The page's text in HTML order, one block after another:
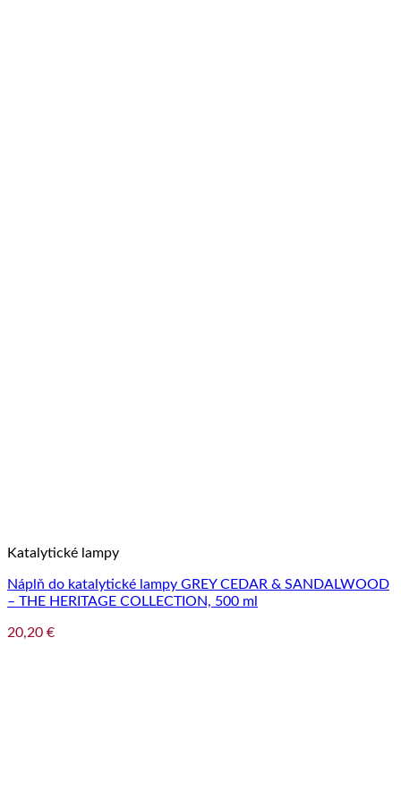
Katalytické lampy
Náplň do katalytické lampy GREY CEDAR & SANDALWOOD
– THE HERITAGE COLLECTION, 500 ml
20,20 €